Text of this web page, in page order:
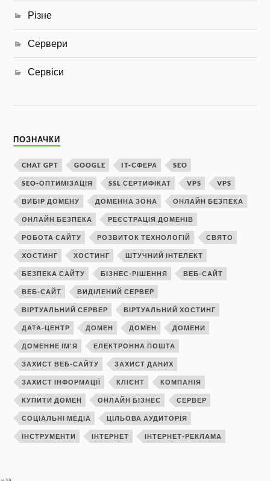
Різне
Сервери
Сервіси
ПОЗНАЧКИ
CHAT GPT GOOGLE IT-СФЕРА SEO
SEO-ОПТИМІЗАЦІЯ SSL СЕРТИФІКАТ VPS VPS
ВИБІР ДОМЕНУ ДОМЕННА ЗОНА ОНЛАЙН БЕЗПЕКА
ОНЛАЙН БЕЗПЕКА РЕЄСТРАЦІЯ ДОМЕНІВ
РОБОТА САЙТУ РОЗВИТОК ТЕХНОЛОГІЙ СВЯТО
ХОСТИНГ ХОСТИНГ ШТУЧНИЙ ІНТЕЛЕКТ
БЕЗПЕКА САЙТУ БІЗНЕС-РІШЕННЯ ВЕБ-САЙТ
ВЕБ-САЙТ ВИДІЛЕНИЙ СЕРВЕР
ВІРТУАЛЬНИЙ СЕРВЕР ВІРТУАЛЬНИЙ ХОСТИНГ
ДАТА-ЦЕНТР ДОМЕН ДОМЕН ДОМЕНИ
ДОМЕННЕ ІМ'Я ЕЛЕКТРОННА ПОШТА
ЗАХИСТ ВЕБ-САЙТУ ЗАХИСТ ДАНИХ
ЗАХИСТ ІНФОРМАЦІЇ КЛІЄНТ КОМПАНІЯ
КУПИТИ ДОМЕН ОНЛАЙН БІЗНЕС СЕРВЕР
СОЦІАЛЬНІ МЕДІА ЦІЛЬОВА АУДИТОРІЯ
ІНСТРУМЕНТИ ІНТЕРНЕТ ІНТЕРНЕТ-РЕКЛАМА
-->